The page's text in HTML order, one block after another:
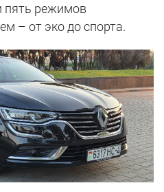
пять режимов
– от эко до спорта.